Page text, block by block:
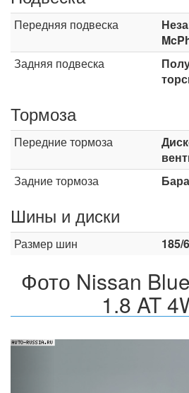
Передняя подвеска
Задняя подвеска
Тормоза
Передние тормоза
Задние тормоза
Шины и диски
Размер шин 185/
Фото Nissan
1.8 AT
Назад